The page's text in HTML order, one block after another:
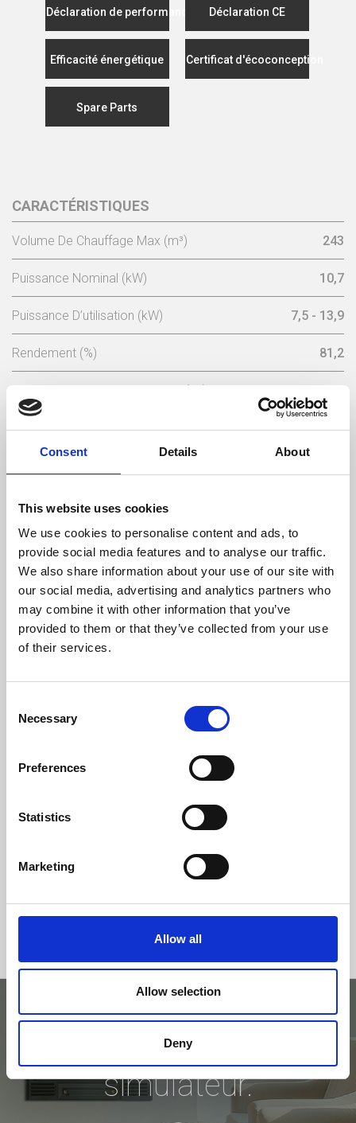
Consent Details About
This website uses cookies
We use cookies to personalise content and ads, to
provide social media features and to analyse our traffic.
We also share information about your use of our site with
our social media, advertising and analytics partners who
may combine it with other information that you’ve
provided to them or that they’ve collected from your use
of their services.
Selection
Necessary
Preferences
Statistics
Marketing
Allow all
Allow selection
Deny
Déclaration de performance Déclaration CE
Efficacité énergétique Certificat d'écoconception
Spare Parts
CARACTÉRISTIQUES
Volume De Chauffage Max (m³) 243
Puissance Nominal (kW) 10,7
Puissance D’utilisation (kW) 7,5 - 13,9
Rendement (%) 81,2
Longueur De Bois Maximale (mm) 500
Poids (kg)
Sortie Des Fumées (mm)
Dépression Nécessaire Dans La Cheminée (pa) 12
Rendement Consommation
Volume chauffé
maximum
classe d'efficacité
Essayez avec le
simulateur.